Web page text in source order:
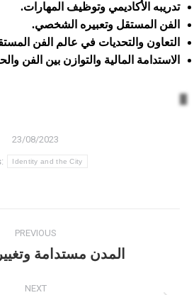
تدريبه الأكاديمي وتوظيف المهارات.
الفن المستقل وتعبيره الشخصي.
التعاون والتحديات في عالم الفن
الاستدامة المالية والتوازن بين الفن
23/08/2023
Identity and the City
PREVIOUS
Previous
المدن مستدامة
NEXT